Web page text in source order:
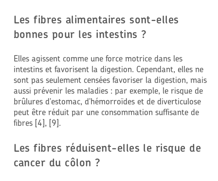
Les fibres alimentaires sont-elles
bonnes pour les intestins ?
Elles agissent comme une force motrice dans les
intestins et favorisent la digestion. Cependant, elles ne
sont pas seulement censées favoriser la digestion, mais
aussi prévenir les maladies : par exemple, le risque de
brûlures d'estomac, d'hémorroïdes et de diverticulose
peut être réduit par une consommation suffisante de
fibres [4], [9].
Les fibres réduisent-elles le risque de
cancer du côlon ?